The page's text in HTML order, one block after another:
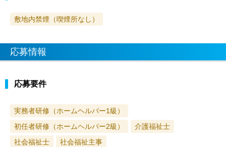
敷地内禁煙（喫煙所なし）
応募情報
応募要件
実務者研修（ホームヘルパー1級）
初任者研修（ホームヘルパー2級）
介護福祉士
社会福祉士
社会福祉主事